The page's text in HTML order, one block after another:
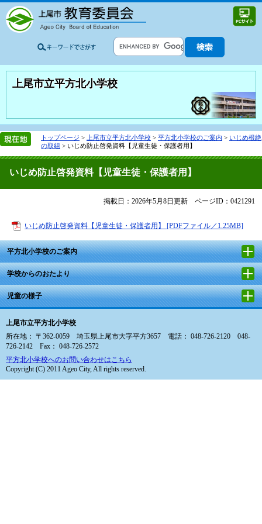
上尾市立平方北小学校
トップページ > 上尾市立平方北小学校 > 平方北小学校のご案内 > いじめ根絶
の取組 > いじめ防止啓発資料【児童生徒・保護者用】
いじめ防止啓発資料【児童生徒・保護者用】
掲載日：2026年5月8日更新 ページID：0421291
いじめ防止啓発資料【児童生徒・保護者用】 [PDFファイル／1.25MB]
平方北小学校のご案内
学校からのおたより
児童の様子
上尾市立平方北小学校
所在地： 〒362-0059 埼玉県上尾市大字平方3657 電話： 048-726-2120 048-
726-2142 Fax： 048-726-2572
平方北小学校へのお問い合わせはこちら
Copyright (C) 2011 Ageo City, All rights reserved.